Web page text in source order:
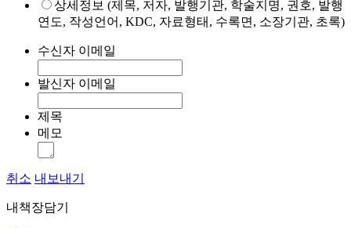
상세정보 (제목, 저자, 발행기관, 학술지명, 권호, 발행
연도, 작성언어, KDC, 자료형태, 수록면, 소장기관, 초록)
수신자 이메일
발신자 이메일
제목
메모
취소 내보내기
내책장담기